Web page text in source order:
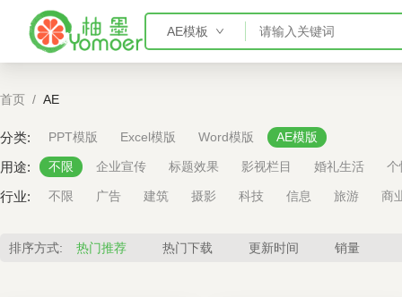
AE模板
首页 / AE
分类: PPT模版 Excel模版 Word模版 AE模版
用途: 不限 企业宣传 标题效果 影视栏目 婚礼生活 个
行业: 不限 广告 建筑 摄影 科技 信息 旅游 商
排序方式: 热门推荐 热门下载 更新时间 销量